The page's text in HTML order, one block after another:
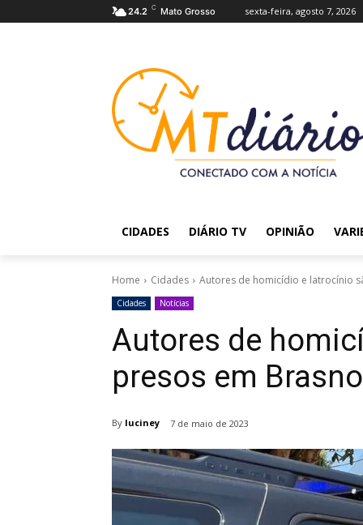
24.2 C Mato Grosso sexta-feira, agosto 7, 2026
CIDADES DIÁRIO TV OPINIÃO
Home Cidades Autores de homicídio e latrocínio
Cidades Notícias
Autores de
presos em
By luciney 7 de maio de 2023